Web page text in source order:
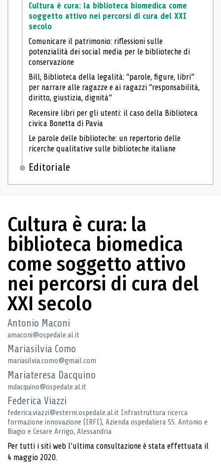
Cultura è cura: la biblioteca biomedica come
soggetto attivo nei percorsi di cura del XXI
secolo
Comunicare il patrimonio: riflessioni sulle
potenzialità dei social media per le biblioteche di
conservazione
Bill, Biblioteca della legalità: “parole, figure, libri”
per narrare alle ragazze e ai ragazzi “responsabilità,
diritto, giustizia, dignità”
Recensire libri per gli utenti: il caso della Biblioteca
civica Bonetta di Pavia
Le parole delle biblioteche: un repertorio delle
ricerche qualitative sulle biblioteche italiane
Editoriale
Cultura è cura: la
biblioteca biomedica
come soggetto attivo
nei percorsi di cura del
XXI secolo
Antonio Maconi
amaconi@ospedale.al.it
Mariasilvia Como
mariasilvia.como@gmail.com
Mariateresa Dacquino
mdacquino@ospedale.al.it
Federica Viazzi
federica.viazzi@esterni.ospedale.al.it Infrastruttura ricerca
formazione innovazione (IRFI), Azienda ospedaliera SS. Antonio e
Biagio e Cesare Arrigo, Alessandria
Per tutti i siti web l’ultima consultazione è stata effettuata il
4 maggio 2020.